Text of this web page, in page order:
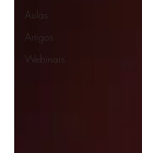
Aulas
Artigos
Webinars